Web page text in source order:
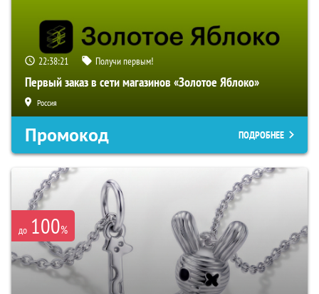
22:38:20 Получи первым!
Первый заказ в сети магазинов «Золотое Яблоко»
Россия
Промокод ПОДРОБНЕЕ
до 100%